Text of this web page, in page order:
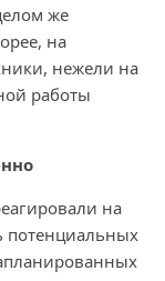
же
на
нежели на
работы
на
потенциальных